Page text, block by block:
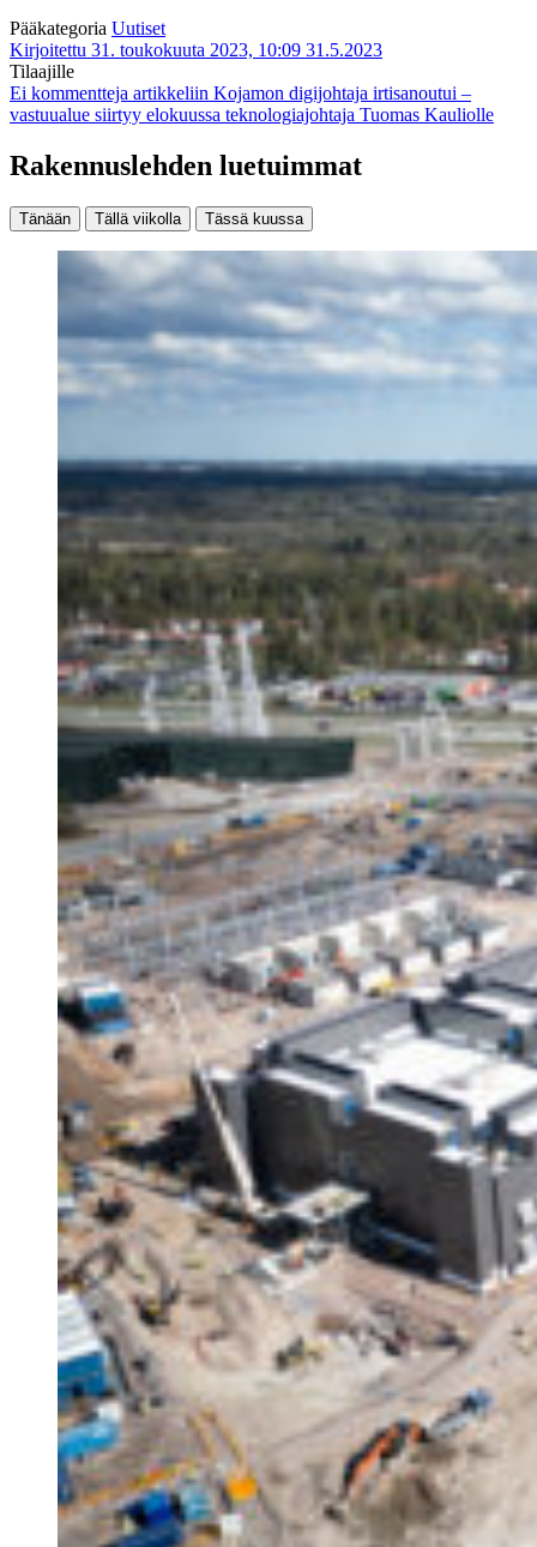
Pääkategoria Uutiset
Kirjoitettu 31. toukokuuta 2023, 10:09 31.5.2023
Tilaajille
Ei kommentteja artikkeliin Kojamon digijohtaja irtisanoutui –
vastuualue siirtyy elokuussa teknologiajohtaja Tuomas Kauliolle
Rakennuslehden luetuimmat
Tänään Tällä viikolla Tässä kuussa